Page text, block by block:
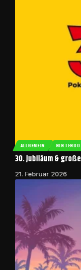
ALLGEMEIN NINTENDO
30. Jubiläum &
21. Februar 2026